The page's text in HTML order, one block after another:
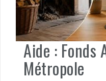
Aide : Fonds
Métropole